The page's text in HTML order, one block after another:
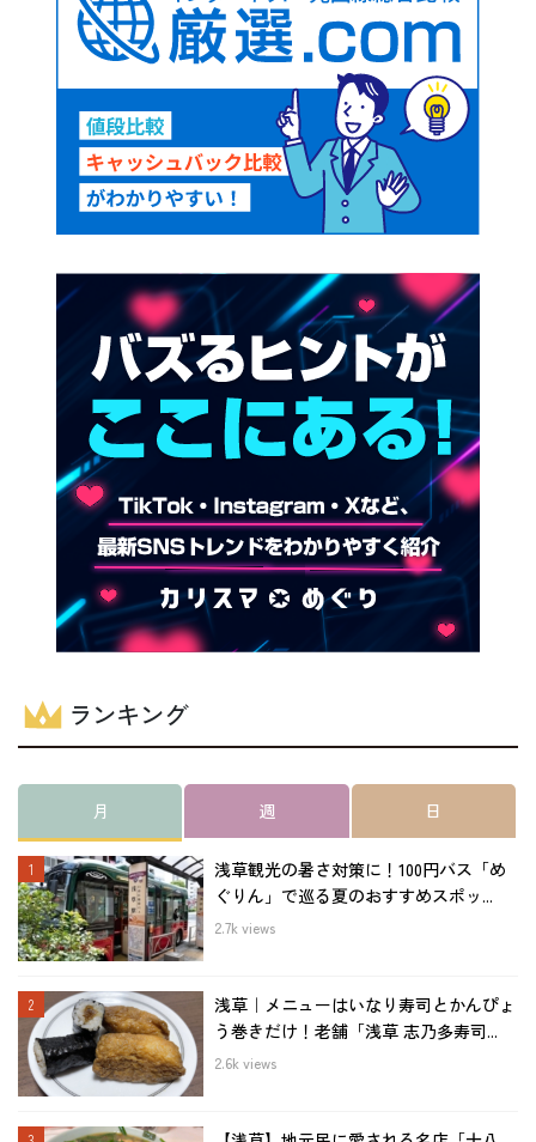
ランキング
月 週 日
浅草観光の暑さ対策に！100円バス「め
ぐりん」で巡る夏のおすすめスポッ...
2.7k views
浅草｜メニューはいなり寿司とかんぴょ
う巻きだけ！老舗「浅草 志乃多寿司...
2.6k views